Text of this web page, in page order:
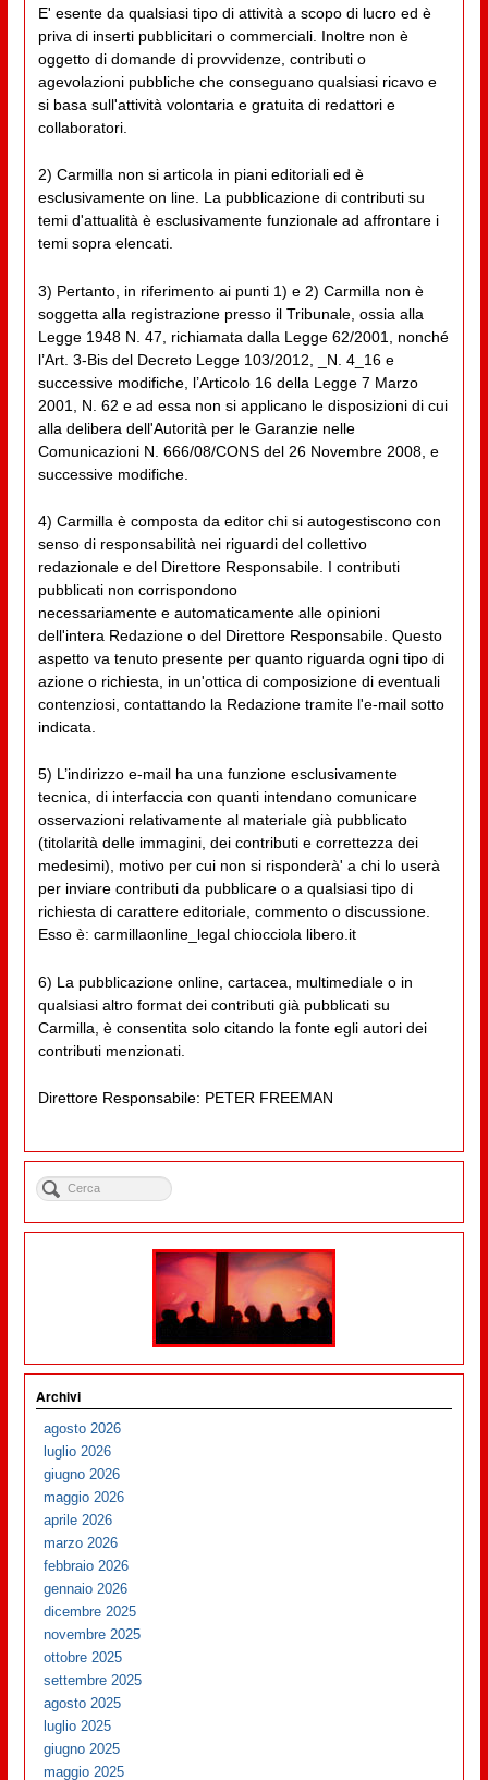
E' esente da qualsiasi tipo di attività a scopo di lucro ed è
priva di inserti pubblicitari o commerciali. Inoltre non è
oggetto di domande di provvidenze, contributi o
agevolazioni pubbliche che conseguano qualsiasi ricavo e
si basa sull'attività volontaria e gratuita di redattori e
collaboratori.
2) Carmilla non si articola in piani editoriali ed è
esclusivamente on line. La pubblicazione di contributi su
temi d'attualità è esclusivamente funzionale ad affrontare i
temi sopra elencati.
3) Pertanto, in riferimento ai punti 1) e 2) Carmilla non è
soggetta alla registrazione presso il Tribunale, ossia alla
Legge 1948 N. 47, richiamata dalla Legge 62/2001, nonché
l’Art. 3-Bis del Decreto Legge 103/2012, _N. 4_16 e
successive modifiche, l’Articolo 16 della Legge 7 Marzo
2001, N. 62 e ad essa non si applicano le disposizioni di cui
alla delibera dell'Autorità per le Garanzie nelle
Comunicazioni N. 666/08/CONS del 26 Novembre 2008, e
successive modifiche.
4) Carmilla è composta da editor chi si autogestiscono con
senso di responsabilità nei riguardi del collettivo
redazionale e del Direttore Responsabile. I contributi
pubblicati non corrispondono
necessariamente e automaticamente alle opinioni
dell'intera Redazione o del Direttore Responsabile. Questo
aspetto va tenuto presente per quanto riguarda ogni tipo di
azione o richiesta, in un'ottica di composizione di eventuali
contenziosi, contattando la Redazione tramite l'e-mail sotto
indicata.
5) L’indirizzo e-mail ha una funzione esclusivamente
tecnica, di interfaccia con quanti intendano comunicare
osservazioni relativamente al materiale già pubblicato
(titolarità delle immagini, dei contributi e correttezza dei
medesimi), motivo per cui non si risponderà' a chi lo userà
per inviare contributi da pubblicare o a qualsiasi tipo di
richiesta di carattere editoriale, commento o discussione.
Esso è: carmillaonline_legal chiocciola libero.it
6) La pubblicazione online, cartacea, multimediale o in
qualsiasi altro format dei contributi già pubblicati su
Carmilla, è consentita solo citando la fonte egli autori dei
contributi menzionati.
Direttore Responsabile: PETER FREEMAN
Archivi
agosto 2026
luglio 2026
giugno 2026
maggio 2026
aprile 2026
marzo 2026
febbraio 2026
gennaio 2026
dicembre 2025
novembre 2025
ottobre 2025
settembre 2025
agosto 2025
luglio 2025
giugno 2025
maggio 2025